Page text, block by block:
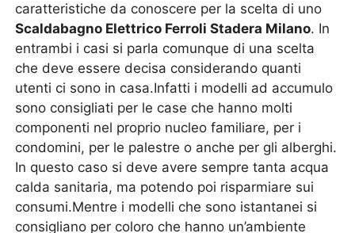
caratteristiche da conoscere per la scelta di uno
Scaldabagno Elettrico Ferroli Stadera Milano. In
entrambi i casi si parla comunque di una scelta
che deve essere decisa considerando quanti
utenti ci sono in casa.Infatti i modelli ad accumulo
sono consigliati per le case che hanno molti
componenti nel proprio nucleo familiare, per i
condomini, per le palestre o anche per gli alberghi.
In questo caso si deve avere sempre tanta acqua
calda sanitaria, ma potendo poi risparmiare sui
consumi.Mentre i modelli che sono istantanei si
consigliano per coloro che hanno un’ambiente